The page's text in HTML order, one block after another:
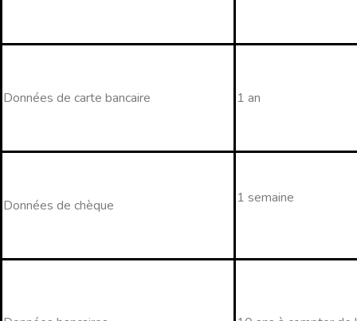
Données de carte bancaire 1 an
Données de chèque 1 semaine